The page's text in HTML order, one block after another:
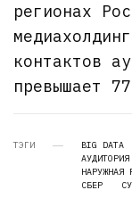
регионах
контактов
превышает
ТЭГИ BIG DATA
АУДИТОРИЯ
НАРУЖНАЯ
СБЕР